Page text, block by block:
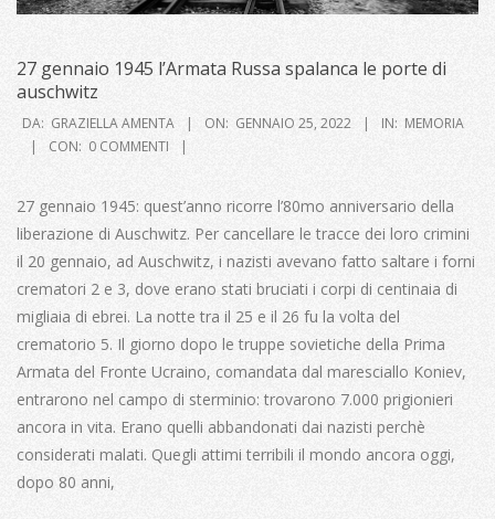
27 gennaio 1945 l’Armata Russa spalanca le porte di
auschwitz
2022-
01-
DA: GRAZIELLA AMENTA ON: GENNAIO 25, 2022 IN: MEMORIA
CON: 0 COMMENTI
27 gennaio 1945: quest’anno ricorre l’80mo anniversario della
liberazione di Auschwitz. Per cancellare le tracce dei loro crimini
il 20 gennaio, ad Auschwitz, i nazisti avevano fatto saltare i forni
crematori 2 e 3, dove erano stati bruciati i corpi di centinaia di
migliaia di ebrei. La notte tra il 25 e il 26 fu la volta del
crematorio 5. Il giorno dopo le truppe sovietiche della Prima
Armata del Fronte Ucraino, comandata dal maresciallo Koniev,
entrarono nel campo di sterminio: trovarono 7.000 prigionieri
ancora in vita. Erano quelli abbandonati dai nazisti perchè
considerati malati. Quegli attimi terribili il mondo ancora oggi,
dopo 80 anni,